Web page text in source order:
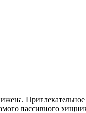
пассивного